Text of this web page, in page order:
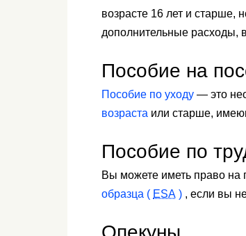
возрасте 16 лет и старше,
дополнительные расходы,
Пособие на
Пособие по уходу — это
возраста или старше,
Пособие по
Вы можете иметь право на
образца ( ESA ) , если вы